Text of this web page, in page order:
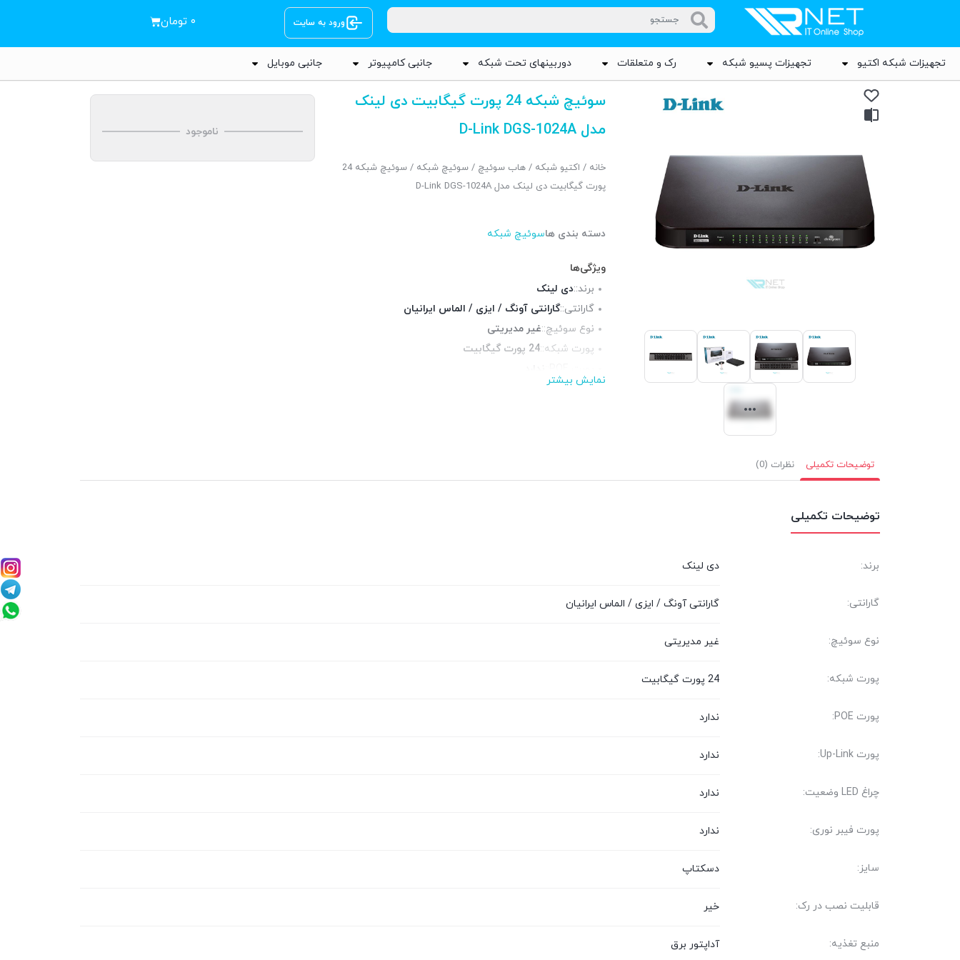
ورود به سایت ۰ تومان
تجهیزات شبکه اکتیو تجهیزات پسیو شبکه رک و متعلقات دوربینهای تحت شبکه جانبی کامپیوتر جانبی موبایل
سوئیچ شبکه 24 پورت گیگابیت دی لینک
مدل D-Link DGS-1024A
خانه / اکتیو شبکه /هاب سوئیچ /سوئیچ شبکه
/ سوئیچ شبکه 24
پورت گیگابیت دی لینک مدل D-Link DGS-1024A
دسته بندی هاسوئیچ شبکه
ویژگی‌ها
برند::دی لینک
گارانتی::گارانتی آونگ / ایزی / الماس ایرانیان
نوع سوئیچ::غیر مدیریتی
پورت شبکه::24 پورت گیگابیت
پورت Up-Link::
نمایش بیشتر
ناموجود
توضیحات تکمیلی نظرات (0)
توضیحات تکمیلی
برند: دی لینک
گارانتی: گارانتی آونگ / ایزی / الماس ایرانیان
نوع سوئیچ: غیر مدیریتی
پورت شبکه: 24 پورت گیگابیت
پورت POE: ندارد
پورت Up-Link: ندارد
چراغ LED وضعیت: ندارد
پورت فیبر نوری: ندارد
سایز: دسکتاپ
قابلیت نصب در رک: خیر
منبع تغذیه: آداپتور برق